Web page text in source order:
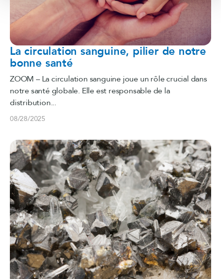
La circulation sanguine, pilier de notre
bonne santé
ZOOM – La circulation sanguine joue un rôle crucial dans
notre santé globale. Elle est responsable de la
distribution...
08/28/2025